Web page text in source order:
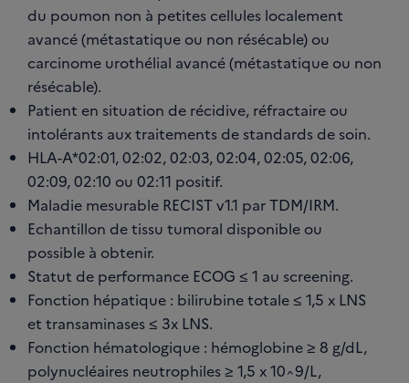
du poumon non à petites cellules localement
avancé (métastatique ou non résécable) ou
carcinome urothélial avancé (métastatique ou non
résécable).
Patient en situation de récidive, réfractaire ou
intolérants aux traitements de standards de soin.
HLA-A*02:01, 02:02, 02:03, 02:04, 02:05, 02:06,
02:09, 02:10 ou 02:11 positif.
Maladie mesurable RECIST v1.1 par TDM/IRM.
Echantillon de tissu tumoral disponible ou
possible à obtenir.
Statut de performance ECOG ≤ 1 au screening.
Fonction hépatique : bilirubine totale ≤ 1,5 x LNS
et transaminases ≤ 3x LNS.
Fonction hématologique : hémoglobine ≥ 8 g/dL,
polynucléaires neutrophiles ≥ 1,5 x 10^9/L,